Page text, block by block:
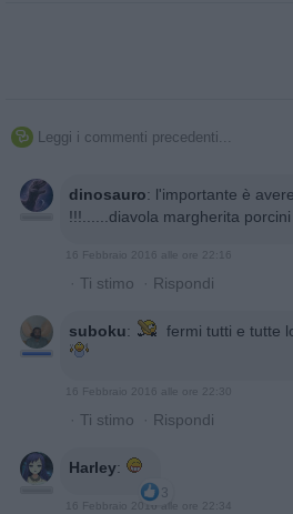
 Leggi i commenti precedenti...
dinosauro: l'importante è
!!!......diavola margherita
16 Febbraio 2016 alle ore 22:16
· Ti stimo · Rispondi
suboku: fermi tutti e tutte
16 Febbraio 2016 alle ore 22:30
· Ti stimo · Rispondi
Harley:
3
16 Febbraio 2016 alle ore 22:34